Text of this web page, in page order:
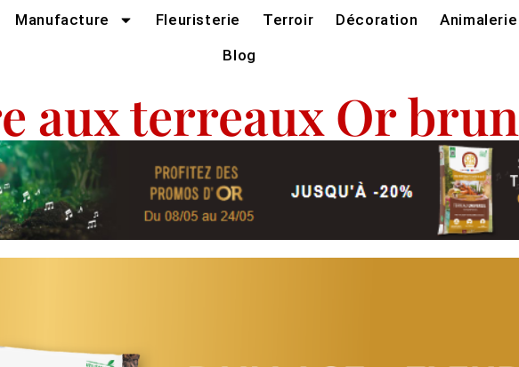
Manufacture Fleuristerie Terroir Décoration Animalerie
Blog
aux terreaux Or brun